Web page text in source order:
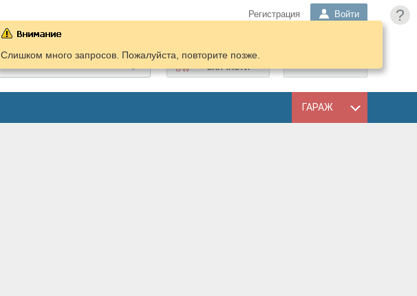
?
Регистрация Войти
ПОДОБРАТЬ
ЗАПЧАСТИ
ГАРАЖ
Слишком много запросов. Пожалуйста, повторите позже.